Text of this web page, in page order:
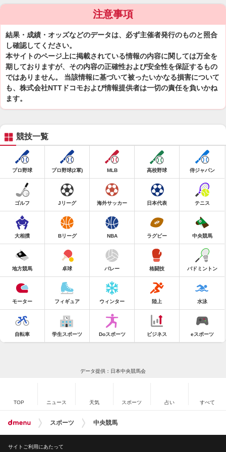
注意事項
結果・成績・オッズなどのデータは、必ず主催者発行のものと照合
し確認してください。
本サイトのページ上に掲載されている情報の内容に関しては万全を
期しておりますが、その内容の正確性および安全性を保証するもの
ではありません。 当該情報に基づいて被ったいかなる損害について
も、株式会社NTTドコモおよび情報提供者は一切の責任を負いかね
ます。
競技一覧
プロ野球 プロ野球(2軍) MLB 高校野球 侍ジャパン
ゴルフ Jリーグ 海外サッカー 日本代表 テニス
大相撲 Bリーグ NBA ラグビー 中央競馬
地方競馬 卓球 バレー 格闘技 バドミントン
モーター フィギュア ウィンター 陸上 水泳
自転車 学生スポーツ Doスポーツ ビジネス eスポーツ
データ提供：日本中央競馬会
TOP ニュース 天気 スポーツ 占い すべて
スポーツ 中央競馬
サイトご利用にあたって